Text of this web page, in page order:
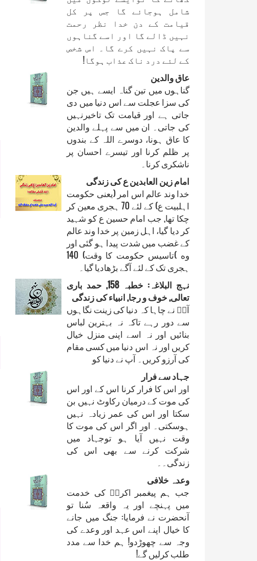
شامل ہوجائے گا جس پر کل
قیامت کے دن خدا نظر رحمت
نہیں ڈالے گا اور اسے گناہوں
سے پاک نہیں کرے گا۔ اس شخص
کے لئے درد ناک عذاب ہوگا!
عاق والدین
گناہوں میں تین گناہ ایسے ہیں جن
کی سزا عجلت سے اس دنیا میں دی
جاتی ہے اور قیامت تک تاخیرنہیں
کی جاتی۔ ان میں سے پہلے والدین
کا عاق ہونا، دوسرے اللہ کے بندوں
پر ظلم کرنا اور تیسرے احسان پر
ناشکری کرنا۔
امام زين العابدين ع کی زندگی
خدا وند عالم اس امر (يعنی حکومت
اہلبيت ع) کے لئے 70 ہجری معين کر
چکا تھا, جب امام حسين ع کو شہيد
کر ديا گيا، اہل زمين پر خدا وند عالم
کے غضب ميں شدت پيدا ہو گئی اور
وه )تاسيس حکومت کا وقت) 140
ہجری تک کے لئے آگے بڑھاديا گيا۔
نہج البلاغہ: خطبہ 158, حمد باری
تعالی, خوف و رجا, انبیاء کی زندگی
آپؐ نے چاہا کہ دنیا کی زینت نگاہوں
سے دور رہے تاکہ نہ بہترین لباس
بنائیں اور نہ اسے اپنی منزل خیال
کریں اور نہ اس دنیا میں کسی مقام
کی آرزو کریں۔ آپ نے دنیا کو
جہاد سے فرار
اور اس کا فرار کرنا اس کے اور اس
کی موت کے درمیان رکاوٹ نہیں بن
سکتا اور اس کی عمر زیادہ نہیں
ہوسکتی۔ اور اگر اس کی موت کا
وقت نہیں آیا ہو توجہاد میں
شرکت کرنے سے بھی اس کی
زندگی۔۔
وعدہ خلافی
جب ہم پیغمبر اکرمؐ کی خدمت
میں پہنچے اور یہ واقعہ سُنا تو
آنحضرت نے فرمایا: جنگ میں جانے
کا خیال اپنے اس عہد اور وعدے کی
وجہ سے چھوڑدو! ہم خدا سے مدد
طلب کرلیں گے!